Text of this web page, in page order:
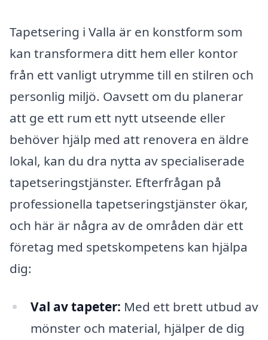
Tapetsering i Valla är en konstform som
kan transformera ditt hem eller kontor
från ett vanligt utrymme till en stilren och
personlig miljö. Oavsett om du planerar
att ge ett rum ett nytt utseende eller
behöver hjälp med att renovera en äldre
lokal, kan du dra nytta av specialiserade
tapetseringstjänster. Efterfrågan på
professionella tapetseringstjänster ökar,
och här är några av de områden där ett
företag med spetskompetens kan hjälpa
dig:
Val av tapeter: Med ett brett utbud av
mönster och material, hjälper de dig